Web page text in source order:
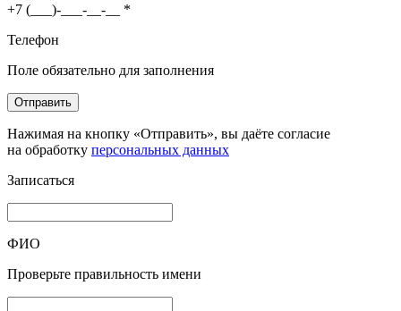
+7 (___)-___-__-__ *
Телефон
Поле обязательно для заполнения
Отправить
Нажимая на кнопку «Отправить», вы даёте согласие
на обработку персональных данных
Записаться
ФИО
Проверьте правильность имени